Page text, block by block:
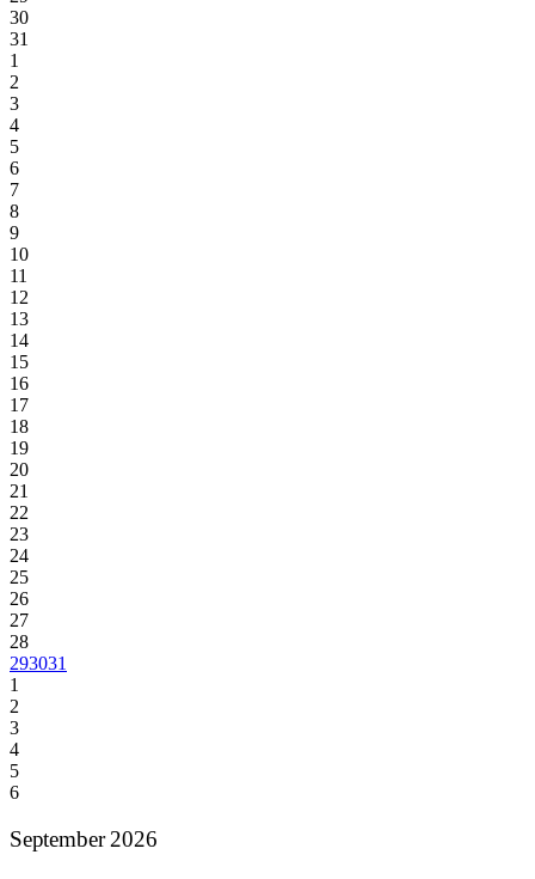
30
31
1
2
3
4
5
6
7
8
9
10
11
12
13
14
15
16
17
18
19
20
21
22
23
24
25
26
27
28
293031
1
2
3
4
5
6
September 2026